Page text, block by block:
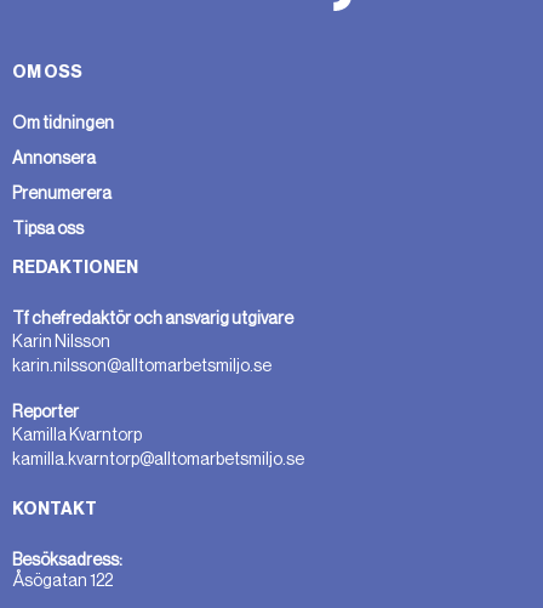
OM OSS
Om tidningen
Annonsera
Prenumerera
Tipsa oss
REDAKTIONEN
Tf chefredaktör och ansvarig utgivare
Karin Nilsson
karin.nilsson@alltomarbetsmiljo.se
Reporter
Kamilla Kvarntorp
kamilla.kvarntorp@alltomarbetsmiljo.se
KONTAKT
Besöksadress:
Åsögatan 122